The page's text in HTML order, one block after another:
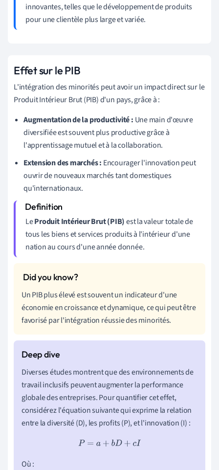
innovantes, telles que le développement de produits
pour une clientèle plus large et variée.
Effet sur le PIB
L'intégration des minorités peut avoir un impact direct sur le
Produit Intérieur Brut (PIB) d'un pays, grâce à :
Augmentation de la productivité : Une main d'œuvre
diversifiée est souvent plus productive grâce à
l'apprentissage mutuel et à la collaboration.
Extension des marchés : Encourager l'innovation peut
ouvrir de nouveaux marchés tant domestiques
qu'internationaux.
LeProduit Intérieur Brut (PIB)est la valeur totale de
tous les biens et services produits à l'intérieur d'une
nation au cours d'une année donnée.
Un PIB plus élevé est souvent un indicateur d'une
économie en croissance et dynamique, ce qui peut être
favorisé par l'intégration réussie des minorités.
Diverses études montrent que des environnements de
travail inclusifs peuvent augmenter la performance
globale des entreprises. Pour quantifier cet effet,
considérez l'équation suivante qui exprime la relation
entre la diversité (D), les profits (P), et l'innovation (I) :
P= a+bD+c I
Où :